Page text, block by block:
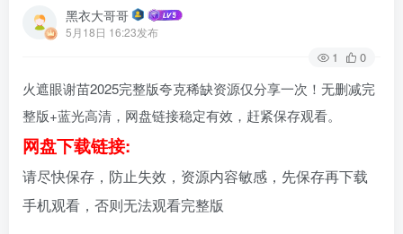
黑衣大哥哥
5月18日 16:23发布
1 0
火遮眼谢苗2025完整版夸克稀缺资源仅分享一次！无删减完
整版+蓝光高清，网盘链接稳定有效，赶紧保存观看。
网盘下载链接:
请尽快保存，防止失效，资源内容敏感，先保存再下载
手机观看，否则无法观看完整版